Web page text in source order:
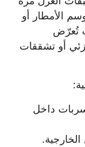
الأمطار أو
تُعرّض
أو تشققات
داخل